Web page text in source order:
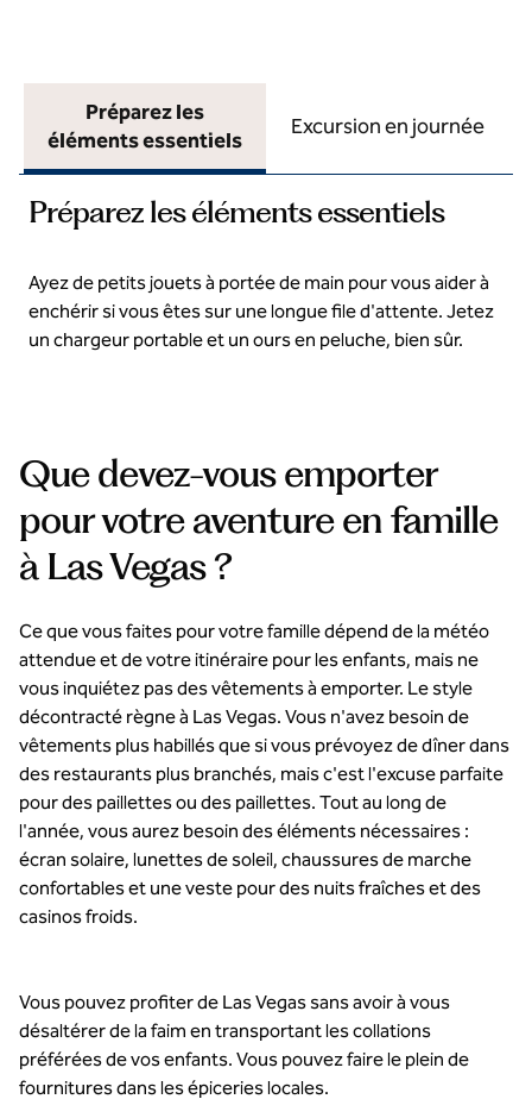
Préparez les
éléments essentiels
Excursion en journée
Préparez les éléments essentiels
Ayez de petits jouets à portée de main pour vous aider à
enchérir si vous êtes sur une longue file d'attente. Jetez
un chargeur portable et un ours en peluche, bien sûr.
Que devez-vous emporter
pour votre aventure en famille
à Las Vegas ?
Ce que vous faites pour votre famille dépend de la météo
attendue et de votre itinéraire pour les enfants, mais ne
vous inquiétez pas des vêtements à emporter. Le style
décontracté règne à Las Vegas. Vous n'avez besoin de
vêtements plus habillés que si vous prévoyez de dîner dans
des restaurants plus branchés, mais c'est l'excuse parfaite
pour des paillettes ou des paillettes. Tout au long de
l'année, vous aurez besoin des éléments nécessaires :
écran solaire, lunettes de soleil, chaussures de marche
confortables et une veste pour des nuits fraîches et des
casinos froids.
Vous pouvez profiter de Las Vegas sans avoir à vous
désaltérer de la faim en transportant les collations
préférées de vos enfants. Vous pouvez faire le plein de
fournitures dans les épiceries locales.